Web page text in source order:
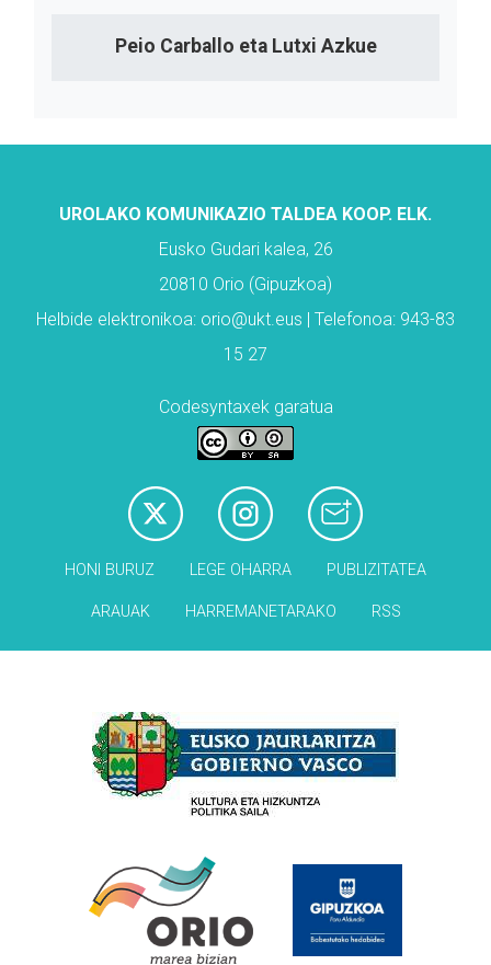
Peio Carballo eta Lutxi Azkue
UROLAKO KOMUNIKAZIO TALDEA KOOP. ELK.
Eusko Gudari kalea, 26
20810 Orio (Gipuzkoa)
Helbide elektronikoa: orio@ukt.eus | Telefonoa: 943-83
15 27
Codesyntaxek garatua
HONI BURUZ LEGE OHARRA PUBLIZITATEA
ARAUAK HARREMANETARAKO RSS